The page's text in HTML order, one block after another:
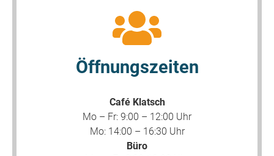
Öffnungszeiten
Café Klatsch
Mo – Fr: 9:00 – 12:00 Uhr
Mo: 14:00 – 16:30 Uhr
Büro